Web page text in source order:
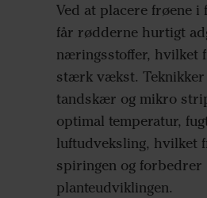
Ved at placere frøene i
får rødderne hurtigt
næringsstoffer, hvilket
stærk vækst. Teknikker
tandskær og mikro
optimal temperatur,
luftudveksling, hvilket
spiringen og forbedrer
planteudviklingen.